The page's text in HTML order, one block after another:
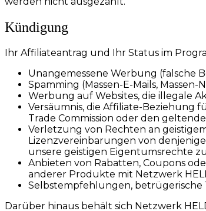
Kündigung
Ihr Affiliateantrag und Ihr Status im
Unangemessene Werbung (falsche
Spamming (Massen-E-Mails,
Werbung auf Websites, die illegale
Versäumnis, die Affiliate-Beziehung
Trade Commission oder den
Verletzung von Rechten an
Lizenzvereinbarungen von
unsere geistigen Eigentumsrechte
Anbieten von Rabatten, Coupons
anderer Produkte mit Netzwerk
Selbstempfehlungen,
Darüber hinaus behält sich Netzwerk